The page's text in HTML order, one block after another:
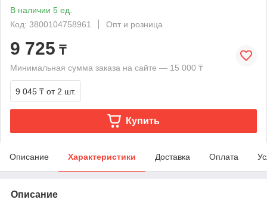
В наличии 5 ед.
Код: 3800104758961
Опт и розница
9 725 ₸
Минимальная сумма заказа на сайте — 15 000 ₸
9 045 ₸ от 2 шт.
Купить
Описание Характеристики Доставка Оплата
Описание